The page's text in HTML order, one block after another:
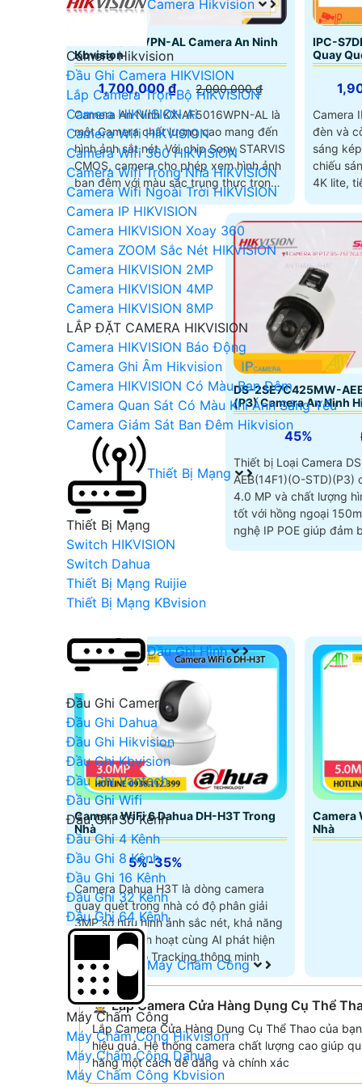
Camera Hikvision
Camera Hikvision
Đầu Ghi Camera HIKVISION
Lắp Camera Trọn Bộ HIKVISION
Camera HIKVISION Ai
Camera Wifi HIKVISION
Camera Wifi 360 HIKVISION
Camera Wifi Trong Nhà HIKVISION
Camera Wifi Ngoài Trời HIKVISION
Camera IP HIKVISION
Camera HIKVISION Xoay 360
Camera ZOOM Sắc Nét HIKVISION
Camera HIKVISION 2MP
Camera HIKVISION 4MP
Camera HIKVISION 8MP
LẮP ĐẶT CAMERA HIKVISION
Camera HIKVISION Báo Động
Camera Ghi Âm Hikvision
Camera HIKVISION Có Màu Ban Đêm
Camera Quan Sát Có Màu Khi Ánh Sáng Yếu
Camera Giám Sát Ban Đêm Hikvision
Thiết Bị Mạng
Thiết Bị Mạng
Switch HIKVISION
Switch Dahua
Thiết Bị Mạng Ruijie
Thiết Bị Mạng KBvision
Đầu Ghi Hình
Đầu Ghi Camera
Đầu Ghi Dahua
Đầu Ghi Hikvision
Đầu Ghi Kbvision
Đầu Ghi Vantech
Đầu Ghi Wifi
Đầu Ghi Số Kênh
Đầu Ghi 4 Kênh
Đầu Ghi 8 Kênh
Đầu Ghi 16 Kênh
Đầu Ghi 32 Kênh
Đầu Ghi 64 Kênh
Máy Chấm Công
Máy Chấm Công
Máy Chấm Công Hikvision
Máy Chấm Công Dahua
Máy Chấm Công Kbvision
KX-AF5016WPN-AL Camera An Ninh
Kbvision
1,700,000 ₫
2,000,000 ₫
Camera An Ninh KX-AF5016WPN-AL là
một Camera chất lượng cao mang đến
hình ảnh sắt nét. Với chip Sony STARVIS
CMOS, camera cho phép xem hình ảnh
ban đêm với màu sắc trung thực trong
khoảng cách 30m
IPC-
Quay
Camera
đèn và
sáng
chiếu sáng. Chất lượng hình
4K lite,
50m
DS-2SE7C425MW-
(P3) Camera An Ninh
45%
Thiết bị Loại Camera
AEB(14F1)(O-STD)(P3)
4.0 MP và chất lượng
tốt với hồng ngoại 150m. Sử dụng
nghệ IP POE giúp đảm
Camera WiFi 6 Dahua DH-H3T Trong
Nhà
5%-35%
Camera Dahua H3T là dòng camera
quay quét trong nhà có độ phân giải
3MP sở hữu hình ảnh sắc nét, khả năng
quay 355° linh hoạt cùng AI phát hiện
người và Auto Tracking thông minh
Camera
Nhà
🤵 Lắp Camera Cửa Hàng Dụng Cụ Thể
Lắp Camera Cửa Hàng Dụng Cụ Thể Thao của
hiệu quả. Hệ thống camera chất lượng cao giúp
hàng một cách dễ dàng và chính xác